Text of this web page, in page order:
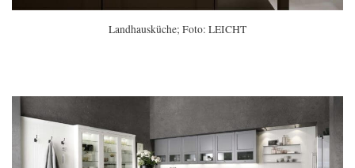
Landhausküche; Foto: LEICHT